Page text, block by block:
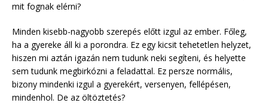
mit fognak elérni?
Minden kisebb-nagyobb szerepés előtt izgul az ember. Főleg,
ha a gyereke áll ki a porondra. Ez egy kicsit tehetetlen helyzet,
hiszen mi aztán igazán nem tudunk neki segíteni, és helyette
sem tudunk megbirkózni a feladattal. Ez persze normális,
bizony mindenki izgul a gyerekért, versenyen, fellépésen,
mindenhol. De az öltöztetés?